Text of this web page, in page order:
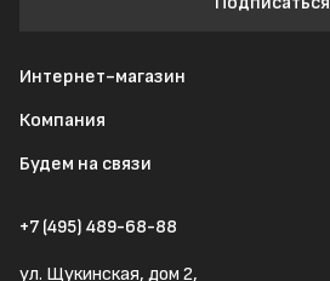
Интернет-магазин
Компания
Будем на связи
+7 (495) 489-68-88
ул. Щукинская, дом 2,